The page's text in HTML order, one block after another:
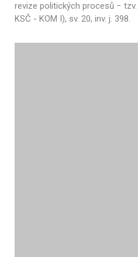
revize politických procesů −
KSČ - KOM I), sv. 20, inv. j. 398.